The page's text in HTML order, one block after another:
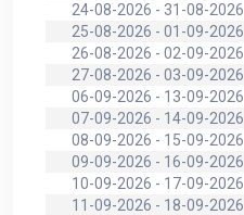
24-08-2026 - 31-08-2026
25-08-2026 - 01-09-2026
26-08-2026 - 02-09-2026
27-08-2026 - 03-09-2026
06-09-2026 - 13-09-2026
07-09-2026 - 14-09-2026
08-09-2026 - 15-09-2026
09-09-2026 - 16-09-2026
10-09-2026 - 17-09-2026
11-09-2026 - 18-09-2026